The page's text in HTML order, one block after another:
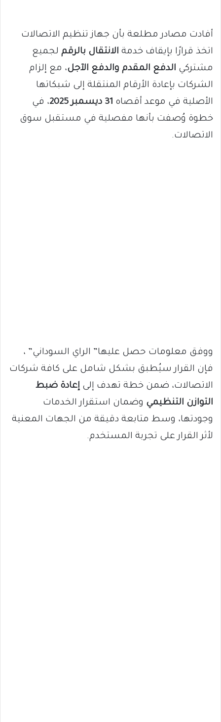
أفادت مصادر مطلعة بأن جهاز تنظيم الاتصالات
اتخذ قرارًا بإيقاف خدمة الانتقال بالرقم لجميع
مشتركي الدفع المقدم والدفع الآجل، مع إلزام
الشركات بإعادة الأرقام المنتقلة إلى شبكاتها
الأصلية في موعد أقصاه 31 ديسمبر 2025
، في
خطوة وُصفت بأنها مفصلية في مستقبل سوق
الاتصالات.
ووفق معلومات حصل عليها” الراي السوداني” ،
فإن القرار سيُطبق بشكل شامل على كافة شركات
الاتصالات، ضمن خطة تهدف إلى إعادة ضبط
التوازن التنظيمي وضمان استقرار الخدمات
وجودتها، وسط متابعة دقيقة من الجهات المعنية
لأثر القرار على تجربة المستخدم.